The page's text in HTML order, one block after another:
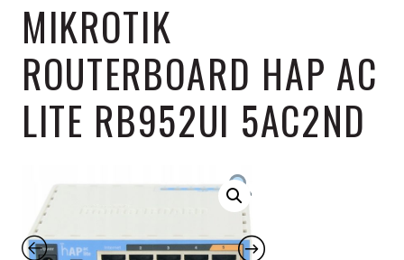
YOBERI –
POLSKI
INTERNET
RZECZY
MIKROTIK
ROUTERBOARD HAP AC
LITE RB952UI 5AC2ND